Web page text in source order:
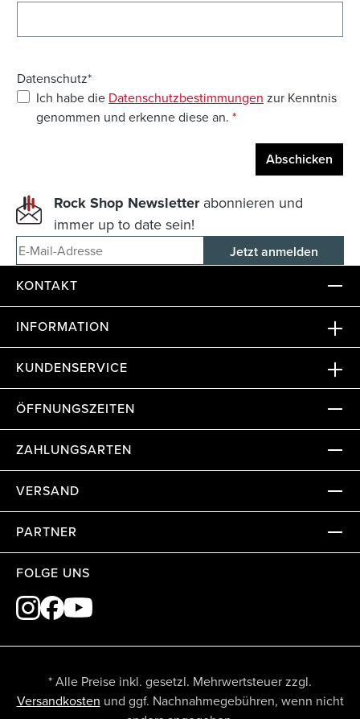
Datenschutz*
Ich habe die Datenschutzbestimmungen zur Kenntnis
genommen und erkenne diese an. *
Abschicken
Rock Shop Newsletterabonnieren und
immer up to date sein!
E-Mail-Adresse
KONTAKT
INFORMATION
KUNDENSERVICE
ÖFFNUNGSZEITEN
ZAHLUNGSARTEN
VERSAND
PARTNER
FOLGE UNS
* Alle Preise inkl. gesetzl. Mehrwertsteuer zzgl.
Versandkosten und ggf. Nachnahmegebühren, wenn nicht